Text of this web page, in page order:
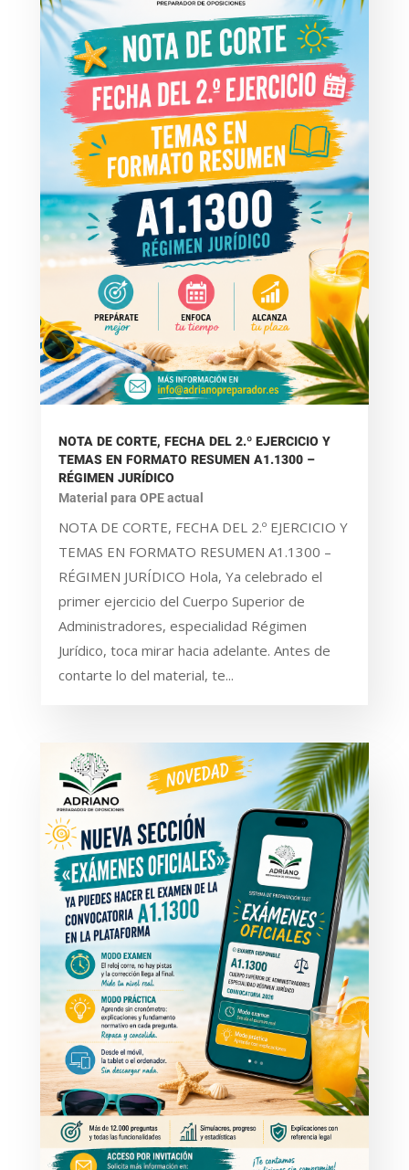
NOTA DE CORTE, FECHA DEL 2.º EJERCICIO Y
TEMAS EN FORMATO RESUMEN A1.1300 –
RÉGIMEN JURÍDICO
Material para OPE actual
NOTA DE CORTE, FECHA DEL 2.º EJERCICIO Y
TEMAS EN FORMATO RESUMEN A1.1300 –
RÉGIMEN JURÍDICO Hola, Ya celebrado el
primer ejercicio del Cuerpo Superior de
Administradores, especialidad Régimen
Jurídico, toca mirar hacia adelante. Antes de
contarte lo del material, te...